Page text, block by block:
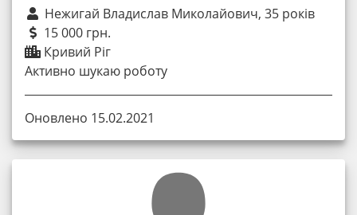
Нежигай Владислав Миколайович, 35 років
15 000 грн.
Кривий Ріг
Активно шукаю роботу
Оновлено 15.02.2021